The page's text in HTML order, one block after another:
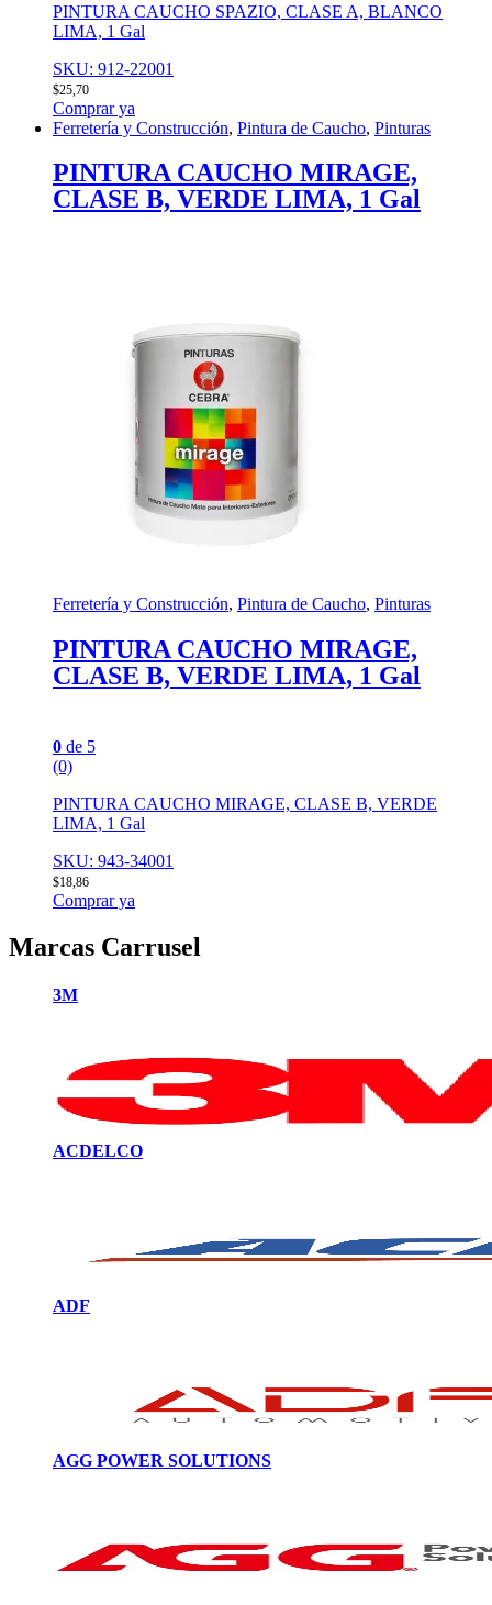
PINTURA CAUCHO SPAZIO, CLASE A, BLANCO
LIMA, 1 Gal
SKU: 912-22001
$25,70
Comprar ya
Ferretería y Construcción, Pintura de Caucho, Pinturas
PINTURA CAUCHO MIRAGE,
CLASE B, VERDE LIMA, 1 Gal
Ferretería y Construcción, Pintura de Caucho, Pinturas
PINTURA CAUCHO MIRAGE,
CLASE B, VERDE LIMA, 1 Gal
0 de 5
(0)
PINTURA CAUCHO MIRAGE, CLASE B, VERDE
LIMA, 1 Gal
SKU: 943-34001
$18,86
Comprar ya
Marcas Carrusel
3M
ACDELCO
ADF
AGG POWER SOLUTIONS